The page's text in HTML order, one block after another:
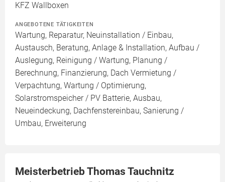
KFZ Wallboxen
ANGEBOTENE TÄTIGKEITEN
Wartung, Reparatur, Neuinstallation / Einbau,
Austausch, Beratung, Anlage & Installation, Aufbau /
Auslegung, Reinigung / Wartung, Planung /
Berechnung, Finanzierung, Dach Vermietung /
Verpachtung, Wartung / Optimierung,
Solarstromspeicher / PV Batterie, Ausbau,
Neueindeckung, Dachfenstereinbau, Sanierung /
Umbau, Erweiterung
Meisterbetrieb Thomas Tauchnitz